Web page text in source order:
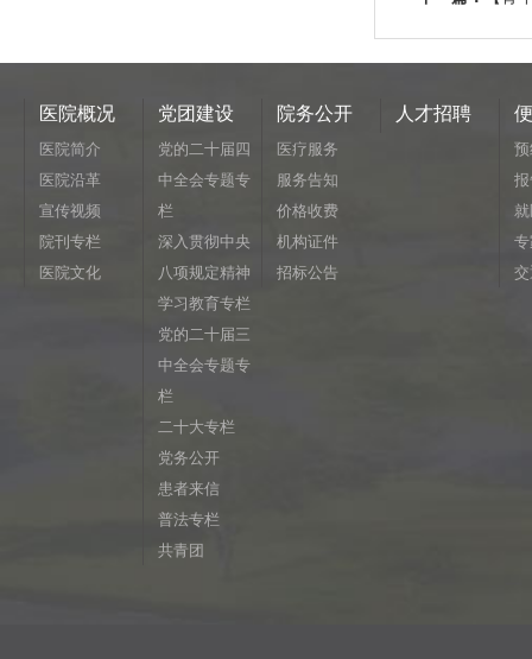
医院概况
医院简介
医院沿革
宣传视频
院刊专栏
医院文化
党团建设
党的二十届四
中全会专题专
栏
深入贯彻中央
八项规定精神
学习教育专栏
党的二十届三
中全会专题专
栏
二十大专栏
党务公开
患者来信
普法专栏
共青团
院务公开
医疗服务
服务告知
价格收费
机构证件
招标公告
人才招聘